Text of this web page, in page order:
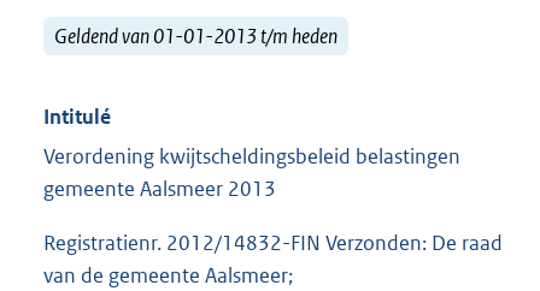
Geldend van 01-01-2013 t/m heden
Intitulé
Verordening kwijtscheldingsbeleid belastingen
gemeente Aalsmeer 2013
Registratienr. 2012/14832-FIN Verzonden: De raad
van de gemeente Aalsmeer;